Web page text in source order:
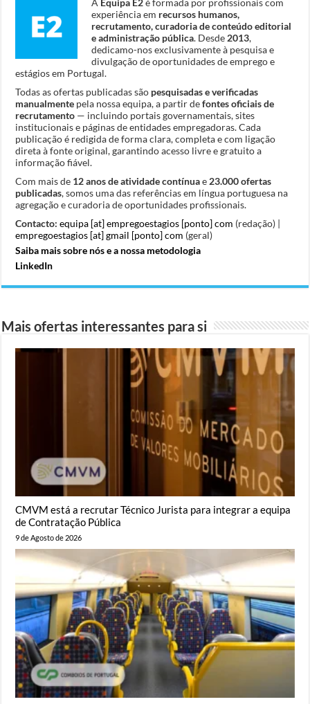
experiência em recursos humanos,
recrutamento, curadoria de conteúdo editorial
e administração pública. Desde 2013,
dedicamo-nos exclusivamente à pesquisa e
divulgação de oportunidades de emprego e
estágios em Portugal.
Todas as ofertas publicadas são pesquisadas e verificadas
manualmente pela nossa equipa, a partir defontes oficiais de
recrutamento — incluindo portais governamentais, sites
institucionais e páginas de entidades empregadoras. Cada
publicação é redigida de forma clara, completa e com ligação
direta à fonte original, garantindo acesso livre e gratuito a
informação fiável.
Com mais de 12 anos de atividade contínuae 23.000 ofertas
publicadas, somos uma das referências em língua portuguesa na
agregação e curadoria de oportunidades profissionais.
Contacto: equipa [at] empregoestagios [ponto] com (redação) |
empregoestagios [at] gmail [ponto] com (geral)
Saiba mais sobre nós e a nossa metodologia
LinkedIn
Mais ofertas interessantes para si
CMVM está a recrutar Técnico Jurista para integrar a equipa
de Contratação Pública
9 de Agosto de 2026